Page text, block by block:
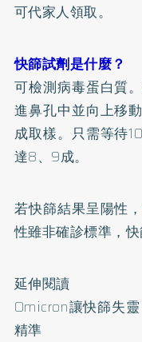
可代家人領取。
快篩試劑是什麼？
可檢測病毒蛋白質
進鼻孔中並向上移
成取樣。只需等待
達8、9成。
若快篩結果呈陽性
性雖非確診標準，
延伸閱讀
Omicron讓快篩失
精準